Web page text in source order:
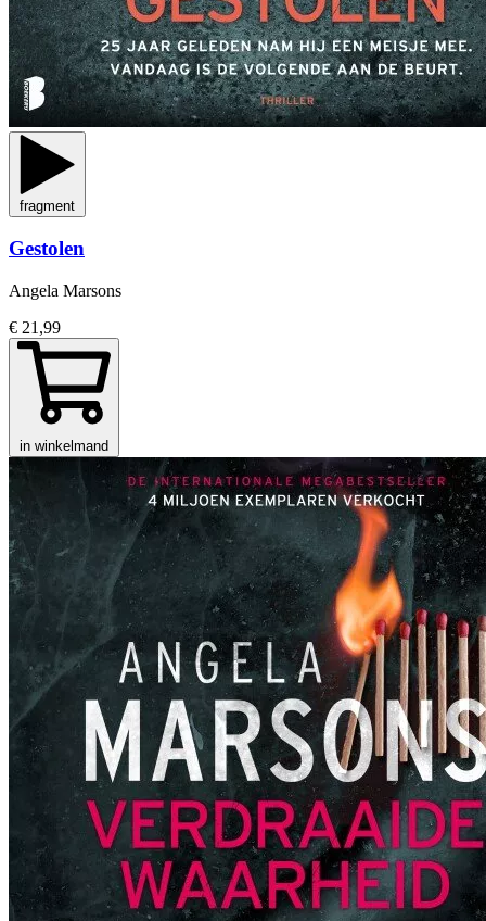
fragment
Gestolen
Angela Marsons
€ 21,99
in winkelmand